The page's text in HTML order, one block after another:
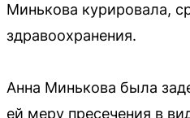
Минькова курировала,
здравоохранения.
Анна Минькова была
ей меру пресечения в